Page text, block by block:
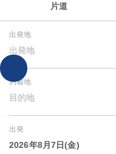
片道
出発地
出発地
到着地
目的地
出発
2026年8月7日(金)